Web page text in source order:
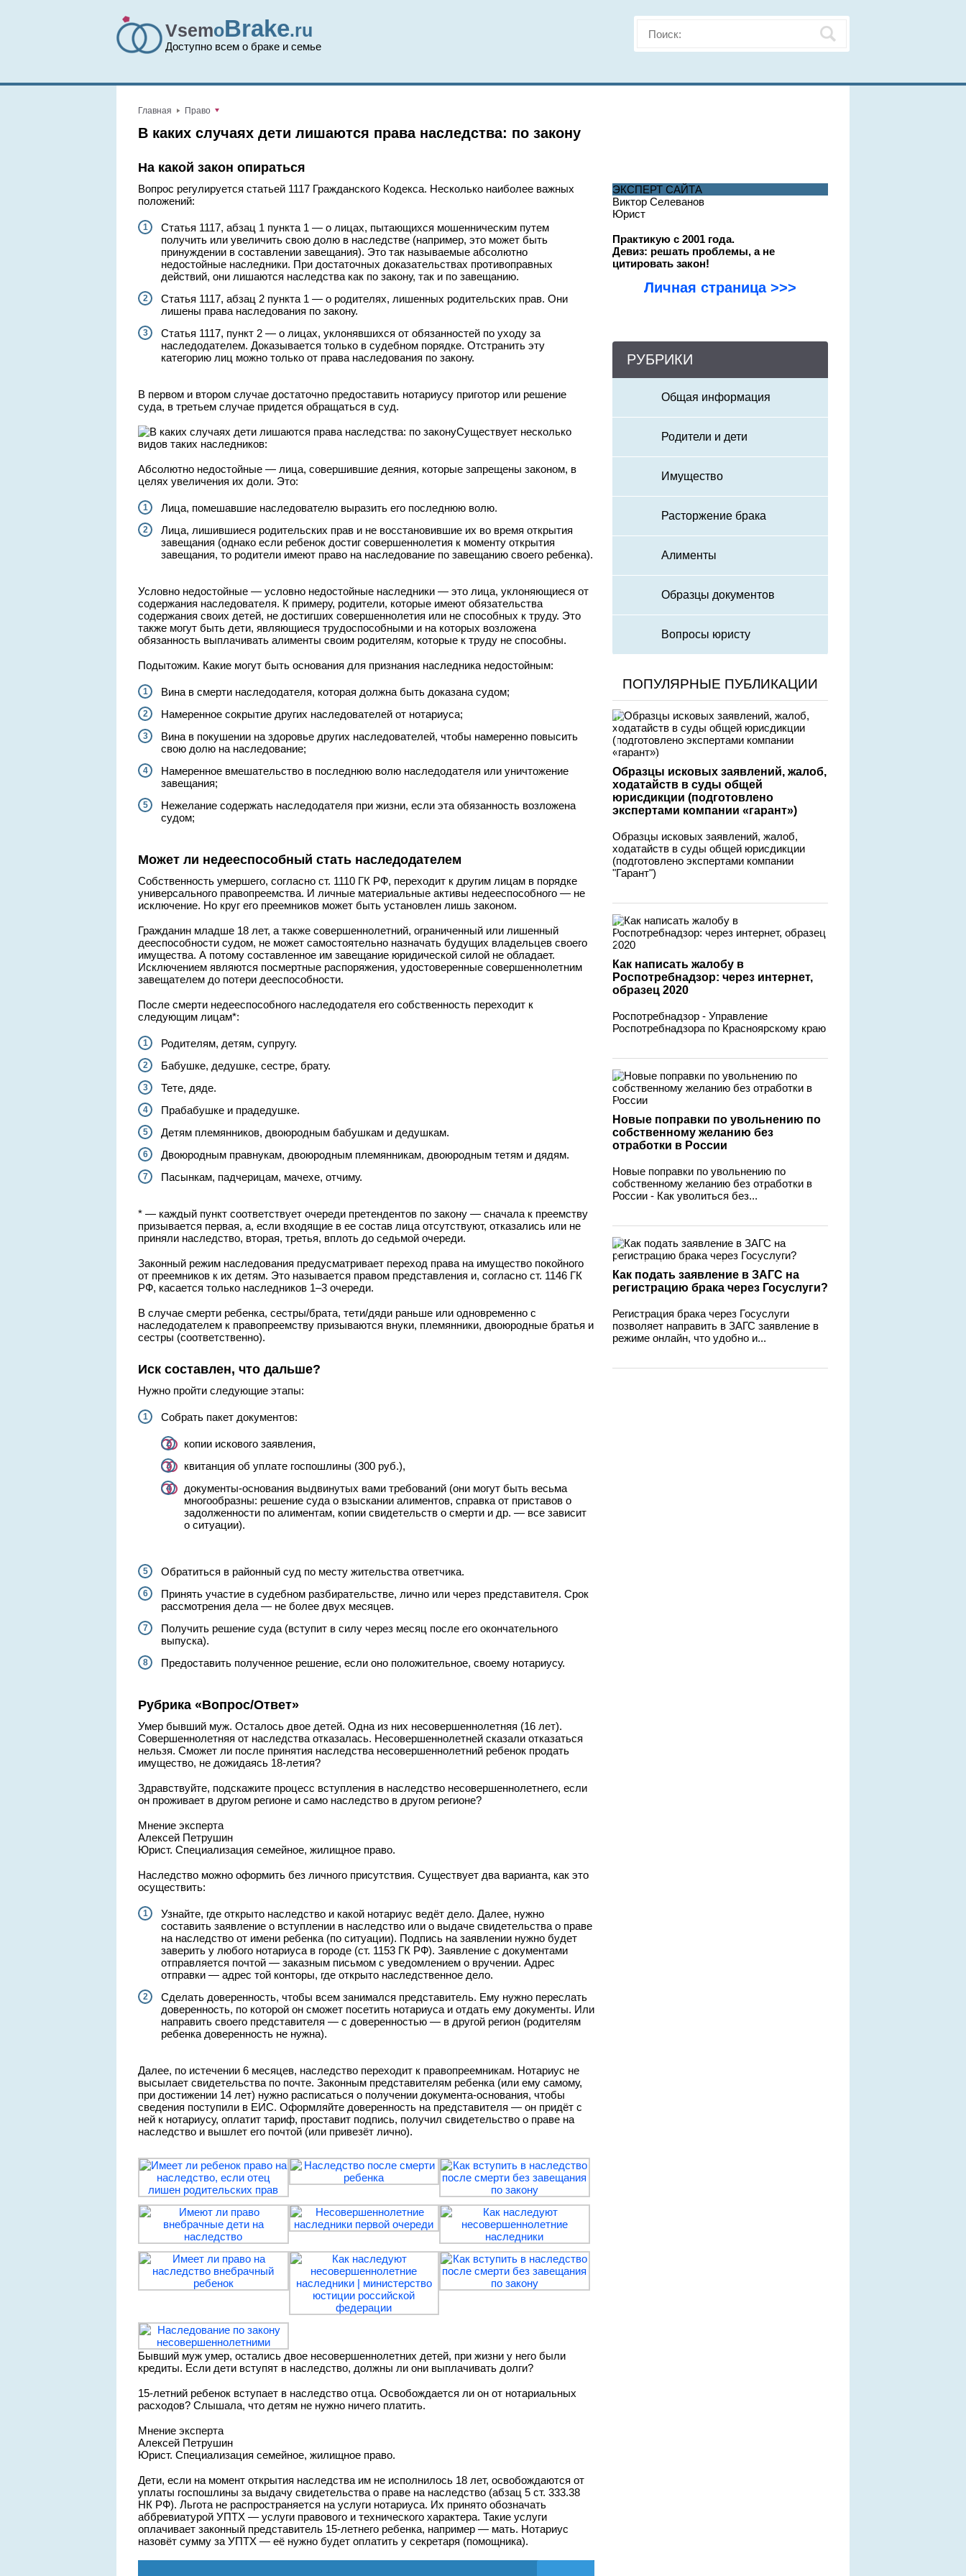
VsemoBrake.ru
Доступно всем о браке и семье
Главная Право
В каких случаях дети лишаются права наследства: по закону
На какой закон опираться
Вопрос регулируется статьей 1117 Гражданского Кодекса. Несколько наиболее важных
положений:
Статья 1117, абзац 1 пункта 1 — о лицах, пытающихся мошенническим путем
получить или увеличить свою долю в наследстве (например, это может быть
принуждении в составлении завещания). Это так называемые абсолютно
недостойные наследники. При достаточных доказательствах противоправных
действий, они лишаются наследства как по закону, так и по завещанию.
Статья 1117, абзац 2 пункта 1 — о родителях, лишенных родительских прав. Они
лишены права наследования по закону.
Статья 1117, пункт 2 — о лицах, уклонявшихся от обязанностей по уходу за
наследодателем. Доказывается только в судебном порядке. Отстранить эту
категорию лиц можно только от права наследования по закону.
В первом и втором случае достаточно предоставить нотариусу приготор или решение
суда, в третьем случае придется обращаться в суд.
Существует несколько
видов таких наследников:
Абсолютно недостойные — лица, совершившие деяния, которые запрещены законом, в
целях увеличения их доли. Это:
Лица, помешавшие наследователю выразить его последнюю волю.
Лица, лишившиеся родительских прав и не восстановившие их во время открытия
завещания (однако если ребенок достиг совершеннолетия к моменту открытия
завещания, то родители имеют право на наследование по завещанию своего ребенка).
Условно недостойные — условно недостойные наследники — это лица, уклоняющиеся от
содержания наследователя. К примеру, родители, которые имеют обязательства
содержания своих детей, не достигших совершеннолетия или не способных к труду. Это
также могут быть дети, являющиеся трудоспособными и на которых возложена
обязанность выплачивать алименты своим родителям, которые к труду не способны.
Подытожим. Какие могут быть основания для признания наследника недостойным:
Вина в смерти наследодателя, которая должна быть доказана судом;
Намеренное сокрытие других наследователей от нотариуса;
Вина в покушении на здоровье других наследователей, чтобы намеренно повысить
свою долю на наследование;
Намеренное вмешательство в последнюю волю наследодателя или уничтожение
завещания;
Нежелание содержать наследодателя при жизни, если эта обязанность возложена
судом;
Может ли недееспособный стать наследодателем
Собственность умершего, согласно ст. 1110 ГК РФ, переходит к другим лицам в порядке
универсального правопреемства. И личные материальные активы недееспособного — не
исключение. Но круг его преемников может быть установлен лишь законом.
Гражданин младше 18 лет, а также совершеннолетний, ограниченный или лишенный
дееспособности судом, не может самостоятельно назначать будущих владельцев своего
имущества. А потому составленное им завещание юридической силой не обладает.
Исключением являются посмертные распоряжения, удостоверенные совершеннолетним
завещателем до потери дееспособности.
После смерти недееспособного наследодателя его собственность переходит к
следующим лицам*:
Родителям, детям, супругу.
Бабушке, дедушке, сестре, брату.
Тете, дяде.
Прабабушке и прадедушке.
Детям племянников, двоюродным бабушкам и дедушкам.
Двоюродным правнукам, двоюродным племянникам, двоюродным тетям и дядям.
Пасынкам, падчерицам, мачехе, отчиму.
* — каждый пункт соответствует очереди претендентов по закону — сначала к преемству
призывается первая, а, если входящие в ее состав лица отсутствуют, отказались или не
приняли наследство, вторая, третья, вплоть до седьмой очереди.
Законный режим наследования предусматривает переход права на имущество покойного
от преемников к их детям. Это называется правом представления и, согласно ст. 1146 ГК
РФ, касается только наследников 1–3 очереди.
В случае смерти ребенка, сестры/брата, тети/дяди раньше или одновременно с
наследодателем к правопреемству призываются внуки, племянники, двоюродные братья и
сестры (соответственно).
Иск составлен, что дальше?
Нужно пройти следующие этапы:
Собрать пакет документов:
копии искового заявления,
квитанция об уплате госпошлины (300 руб.),
документы-основания выдвинутых вами требований (они могут быть весьма
многообразны: решение суда о взыскании алиментов, справка от приставов о
задолженности по алиментам, копии свидетельств о смерти и др. — все зависит
о ситуации).
Обратиться в районный суд по месту жительства ответчика.
Принять участие в судебном разбирательстве, лично или через представителя. Срок
рассмотрения дела — не более двух месяцев.
Получить решение суда (вступит в силу через месяц после его окончательного
выпуска).
Предоставить полученное решение, если оно положительное, своему нотариусу.
Рубрика «Вопрос/Ответ»
Умер бывший муж. Осталось двое детей. Одна из них несовершеннолетняя (16 лет).
Совершеннолетняя от наследства отказалась. Несовершеннолетней сказали отказаться
нельзя. Сможет ли после принятия наследства несовершеннолетний ребенок продать
имущество, не дожидаясь 18-летия?
Здравствуйте, подскажите процесс вступления в наследство несовершеннолетнего, если
он проживает в другом регионе и само наследство в другом регионе?
Мнение эксперта
Алексей Петрушин
Юрист. Специализация семейное, жилищное право.
Наследство можно оформить без личного присутствия. Существует два варианта, как это
осуществить:
Узнайте, где открыто наследство и какой нотариус ведёт дело. Далее, нужно
составить заявление о вступлении в наследство или о выдаче свидетельства о праве
на наследство от имени ребенка (по ситуации). Подпись на заявлении нужно будет
заверить у любого нотариуса в городе (ст. 1153 ГК РФ). Заявление с документами
отправляется почтой — заказным письмом с уведомлением о вручении. Адрес
отправки — адрес той конторы, где открыто наследственное дело.
Сделать доверенность, чтобы всем занимался представитель. Ему нужно переслать
доверенность, по которой он сможет посетить нотариуса и отдать ему документы. Или
направить своего представителя — с доверенностью — в другой регион (родителям
ребенка доверенность не нужна).
Далее, по истечении 6 месяцев, наследство переходит к правопреемникам. Нотариус не
высылает свидетельства по почте. Законным представителям ребенка (или ему самому,
при достижении 14 лет) нужно расписаться о получении документа-основания, чтобы
сведения поступили в ЕИС. Оформляйте доверенность на представителя — он придёт с
ней к нотариусу, оплатит тариф, проставит подпись, получил свидетельство о праве на
наследство и вышлет его почтой (или привезёт лично).
Бывший муж умер, остались двое несовершеннолетних детей, при жизни у него были
кредиты. Если дети вступят в наследство, должны ли они выплачивать долги?
15-летний ребенок вступает в наследство отца. Освобождается ли он от нотариальных
расходов? Слышала, что детям не нужно ничего платить.
Мнение эксперта
Алексей Петрушин
Юрист. Специализация семейное, жилищное право.
Дети, если на момент открытия наследства им не исполнилось 18 лет, освобождаются от
уплаты госпошлины за выдачу свидетельства о праве на наследство (абзац 5 ст. 333.38
НК РФ). Льгота не распространяется на услуги нотариуса. Их принято обозначать
аббревиатурой УПТХ — услуги правового и технического характера. Такие услуги
оплачивает законный представитель 15-летнего ребенка, например — мать. Нотариус
назовёт сумму за УПТХ — её нужно будет оплатить у секретаря (помощника).
ЭКСПЕРТ САЙТА
Виктор Селеванов
Юрист
Практикую с 2001 года.
Девиз: решать проблемы, а не
цитировать закон!
Личная страница >>>
РУБРИКИ
Общая информация
Родители и дети
Имущество
Расторжение брака
Алименты
Образцы документов
Вопросы юристу
ПОПУЛЯРНЫЕ ПУБЛИКАЦИИ
Образцы исковых заявлений, жалоб,
ходатайств в суды общей
юрисдикции (подготовлено
экспертами компании «гарант»)
Образцы исковых заявлений, жалоб,
ходатайств в суды общей юрисдикции
(подготовлено экспертами компании
"Гарант")
Как написать жалобу в
Роспотребнадзор: через интернет,
образец 2020
Роспотребнадзор - Управление
Роспотребнадзора по Красноярскому краю
Новые поправки по увольнению по
собственному желанию без
отработки в России
Новые поправки по увольнению по
собственному желанию без отработки в
России - Как уволиться без...
Как подать заявление в ЗАГС на
регистрацию брака через Госуслуги?
Регистрация брака через Госуслуги
позволяет направить в ЗАГС заявление в
режиме онлайн, что удобно и...